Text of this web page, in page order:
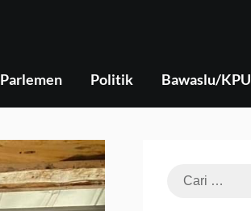
Parlemen Politik Bawaslu/KPU
Cari